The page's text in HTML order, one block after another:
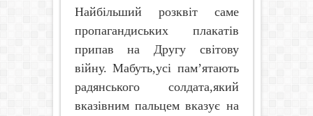
Найбільший розквіт саме
пропагандиських плакатів
припав на Другу світову
війну. Мабуть,усі пам’ятають
радянського солдата,який
вказівним пальцем вказує на